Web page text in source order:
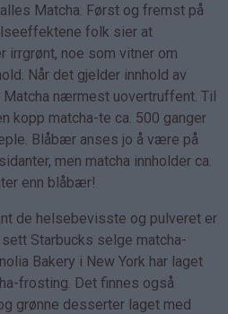
Matcha. Først og fremst på
folk sier at
irrgrønt, noe som vitner om
Når det gjelder innhold av
nærmest uovertruffent. Til
kopp matcha-te ca. 500 ganger
Blåbær anses jo å være på
men matcha innholder ca.
enn blåbær!
de helsebevisste og pulveret er
Starbucks selge matcha-
Bakery i New York har laget
frosting. Det finnes også
grønne desserter laget med